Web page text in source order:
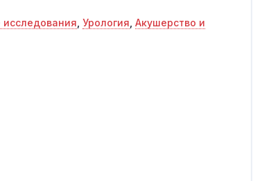
исследования Урология Акушерство и